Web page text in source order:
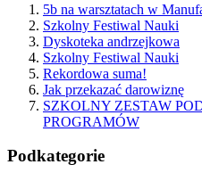
5b na warsztatach w
Szkolny Festiwal Nauki
Dyskoteka andrzejkowa
Szkolny Festiwal Nauki
Rekordowa suma!
Jak przekazać darowiznę
SZKOLNY ZESTAW
PROGRAMÓW
Podkategorie